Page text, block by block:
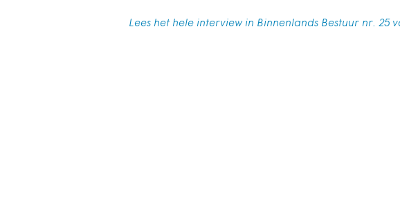
Lees het hele interview in Binnenlands Bestuur nr. 25